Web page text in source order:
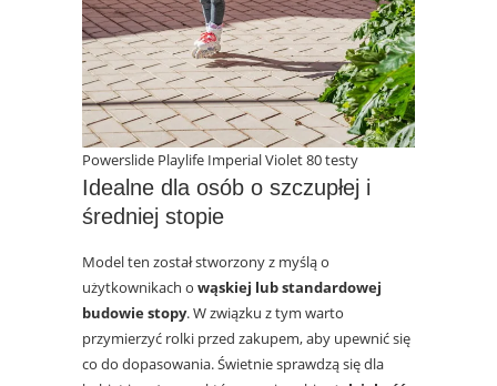
Powerslide Playlife Imperial Violet 80 testy
Idealne dla osób o szczupłej i
średniej stopie
Model ten został stworzony z myślą o
użytkownikach o wąskiej lub standardowej
budowie stopy. W związku z tym warto
przymierzyć rolki przed zakupem, aby upewnić się
co do dopasowania. Świetnie sprawdzą się dla